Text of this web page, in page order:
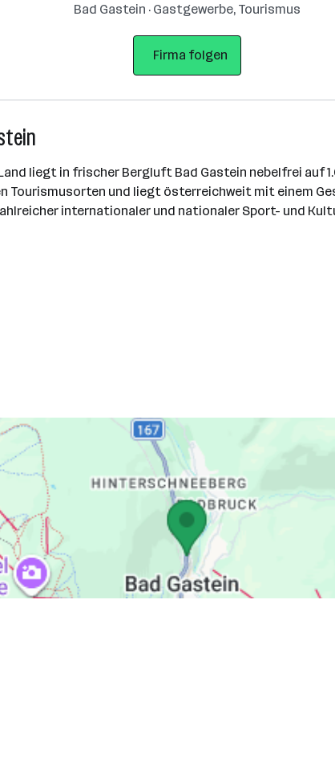
Bad Gastein · Gastgewerbe, Tourismus
Firma folgen
liegt in frischer Bergluft Bad Gastein nebelfrei auf
Tourismusorten und liegt österreichweit mit einem
internationaler und nationaler Sport- und